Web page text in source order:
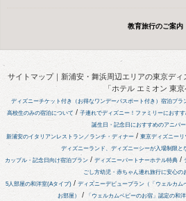
教育旅行のご案内
サイトマップ｜新浦安・舞浜周辺エリアの東京デ
「ホテル エミオン 東京
ディズニーチケット付き（お得なワンデーパスポート付き）宿泊プラ
高校生のみの宿泊について / 子連れでディズニー！ファミリーにおす
誕生日・記念日におすすめのアニバ
新浦安のイタリアンレストラン／ランチ・ディナー/ 東京ディズニー
ディズニーランド、ディズニーシーが入場制限と
カップル・記念日向け宿泊プラン / ディズニーパートナーホテル特典 /
ごし方幼児・赤ちゃん連れ旅行に安心の
5人部屋の和洋室(Aタイプ) / ディズニーデビュープラン（「ウェルカ
お部屋）
/ 「ウェルカムベビーのお宿」認定の和